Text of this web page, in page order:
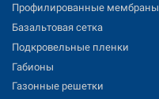
Профилированные мембраны
Базальтовая сетка
Подкровельные пленки
Габионы
Газонные решетки